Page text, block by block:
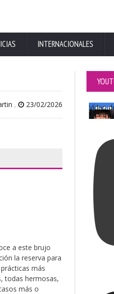
INTERNACIONALES
, 23/02/2026
a este brujo
la reserva para
más
todas hermosas,
más o
Vídeo